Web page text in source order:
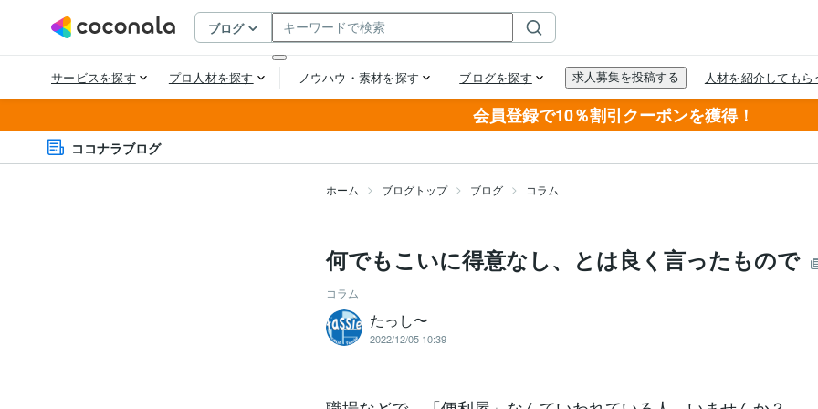
会員登録で10％割引クーポンを獲得！
ココナラブログ
ホーム ブログトップ ブログ コラム
何でもこいに得意なし、とは良く言ったもので
コラム
たっし〜
2022/12/05 10:39